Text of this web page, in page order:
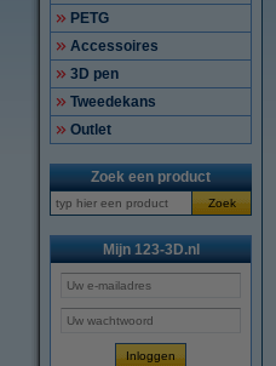
PETG
Accessoires
3D pen
Tweedekans
Outlet
Zoek een product
Zoek
Mijn 123-3D.nl